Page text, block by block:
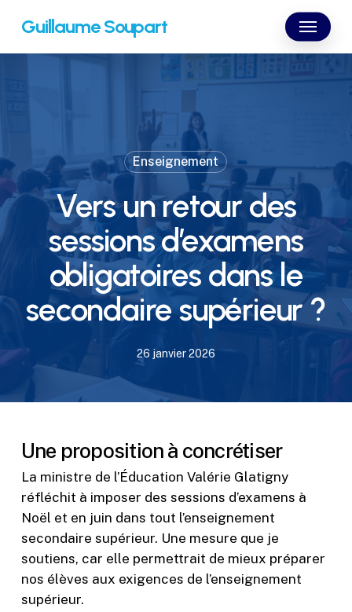
main
Guillaume Soupart Menu
Enseignement
Vers un retour des
sessions d’examens
obligatoires dans le
secondaire supérieur ?
26 janvier 2026
Une proposition à concrétiser
La ministre de l’Éducation Valérie Glatigny
réfléchit à imposer des sessions d’examens à
Noël et en juin dans tout l’enseignement
secondaire supérieur. Une mesure que je
soutiens, car elle permettrait de mieux préparer
nos élèves aux exigences de l’enseignement
supérieur.